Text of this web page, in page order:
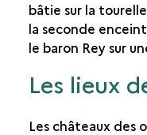
bâtie sur la
la seconde
le baron Rey sur
Les lieux
Les châteaux des